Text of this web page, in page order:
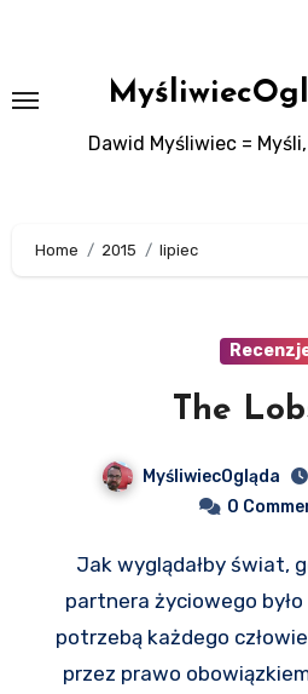
Dawid Myśliwiec =
Home 2015 lipiec
The
MyśliwiecOgląda
0
Jak wyglądałby świat, gdyby znalezienie
partnera życiowego
potrzebą każdego
przez prawo